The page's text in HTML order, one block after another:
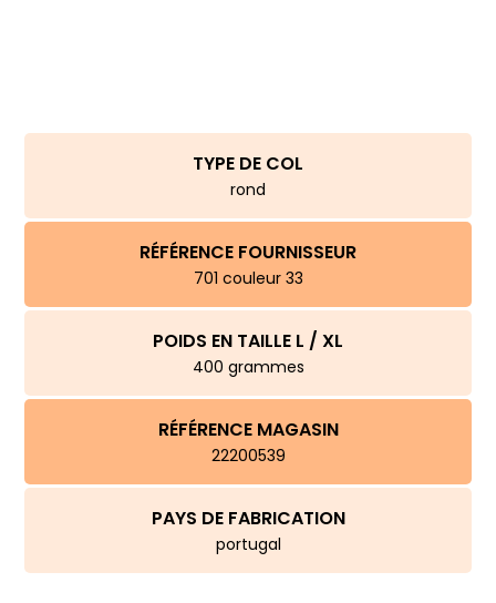
TYPE DE COL
rond
RÉFÉRENCE FOURNISSEUR
701 couleur 33
POIDS EN TAILLE L / XL
400 grammes
RÉFÉRENCE MAGASIN
22200539
PAYS DE FABRICATION
portugal